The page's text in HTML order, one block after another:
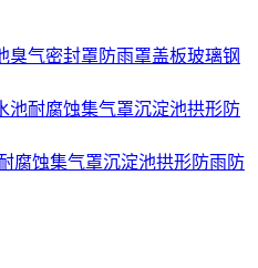
臭气密封罩防雨罩盖板玻璃钢
池耐腐蚀集气罩沉淀池拱形防
腐蚀集气罩沉淀池拱形防雨防